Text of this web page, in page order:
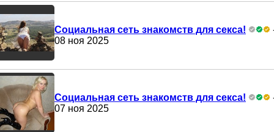
Социальная сеть знакомств для секса!
08 ноя 2025
Социальная сеть знакомств для секса!
07 ноя 2025